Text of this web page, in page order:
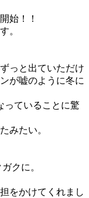
始！！
。
っと出ていただけ
が嘘のように冬に
っていることに驚
みたい。
クに。
をかけてくれまし